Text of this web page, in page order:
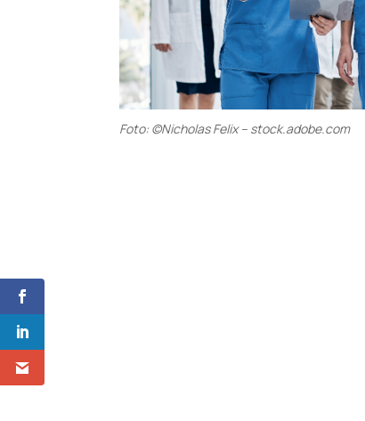
Foto: ©Nicholas Felix – stock.adobe.com